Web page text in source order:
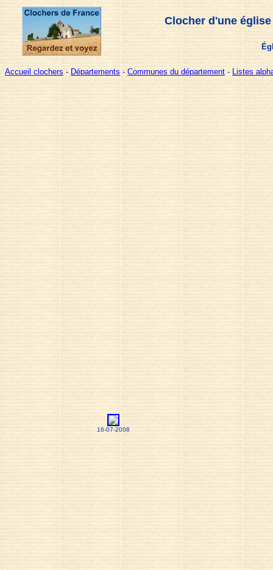
Clocher d'une
Accueil clochers - Départements - Communes du département - Listes
16-07-2008